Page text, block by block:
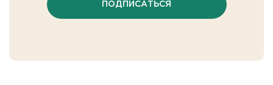
ПОДПИСАТЬСЯ